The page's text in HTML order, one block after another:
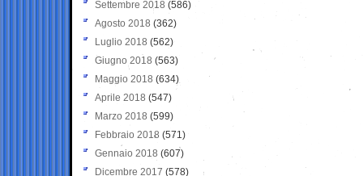
Settembre 2018 (586)
Agosto 2018 (362)
Luglio 2018 (562)
Giugno 2018 (563)
Maggio 2018 (634)
Aprile 2018 (547)
Marzo 2018 (599)
Febbraio 2018 (571)
Gennaio 2018 (607)
Dicembre 2017 (578)